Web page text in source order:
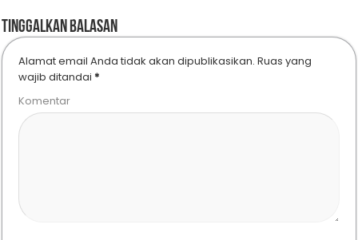
Tinggalkan Balasan
Alamat email Anda tidak akan dipublikasikan. Ruas yang
wajib ditandai *
Komentar